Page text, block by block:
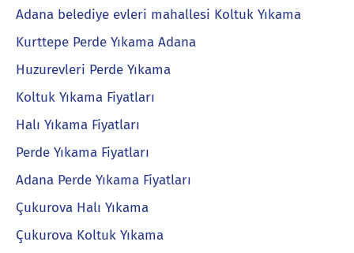
Adana belediye evleri mahallesi Koltuk Yıkama
Kurttepe Perde Yıkama Adana
Huzurevleri Perde Yıkama
Koltuk Yıkama Fiyatları
Halı Yıkama Fiyatları
Perde Yıkama Fiyatları
Adana Perde Yıkama Fiyatları
Çukurova Halı Yıkama
Çukurova Koltuk Yıkama